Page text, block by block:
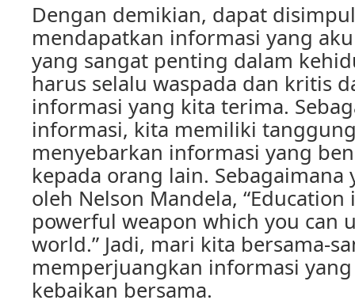
Dengan demikian, dapat
mendapatkan informasi yang
yang sangat penting dalam
harus selalu waspada dan kritis
informasi yang kita terima.
informasi, kita memiliki
menyebarkan informasi yang
kepada orang lain. Sebagaimana
oleh Nelson Mandela, “Education
powerful weapon which you can
world.” Jadi, mari kita bersama-
memperjuangkan informasi
kebaikan bersama.